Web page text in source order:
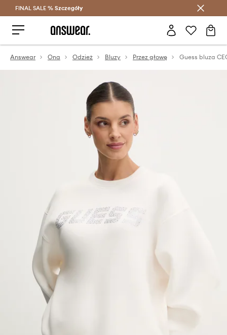
Oszczędzaj z Answear Club >
FINAL SALE % Szczegóły
Answear Ona Odzież Bluzy Przez głowę Guess bluza